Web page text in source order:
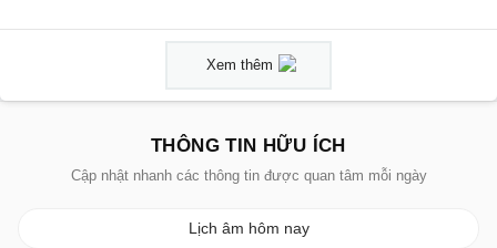
Xem thêm
THÔNG TIN HỮU ÍCH
Cập nhật nhanh các thông tin được quan tâm mỗi ngày
Lịch âm hôm nay